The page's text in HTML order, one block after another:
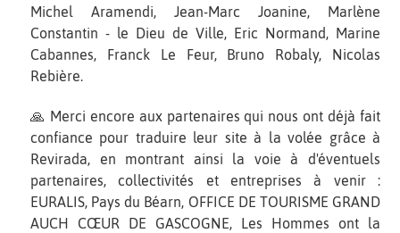
Michel Aramendi, Jean-Marc Joanine, Marlène
Constantin - le Dieu de Ville, Eric Normand, Marine
Cabannes, Franck Le Feur, Bruno Robaly, Nicolas
Rebière.
🙏 Merci encore aux partenaires qui nous ont déjà fait
confiance pour traduire leur site à la volée grâce à
Revirada, en montrant ainsi la voie à d'éventuels
partenaires, collectivités et entreprises à venir :
EURALIS, Pays du Béarn, OFFICE DE TOURISME GRAND
AUCH CŒUR DE GASCOGNE, Les Hommes ont la